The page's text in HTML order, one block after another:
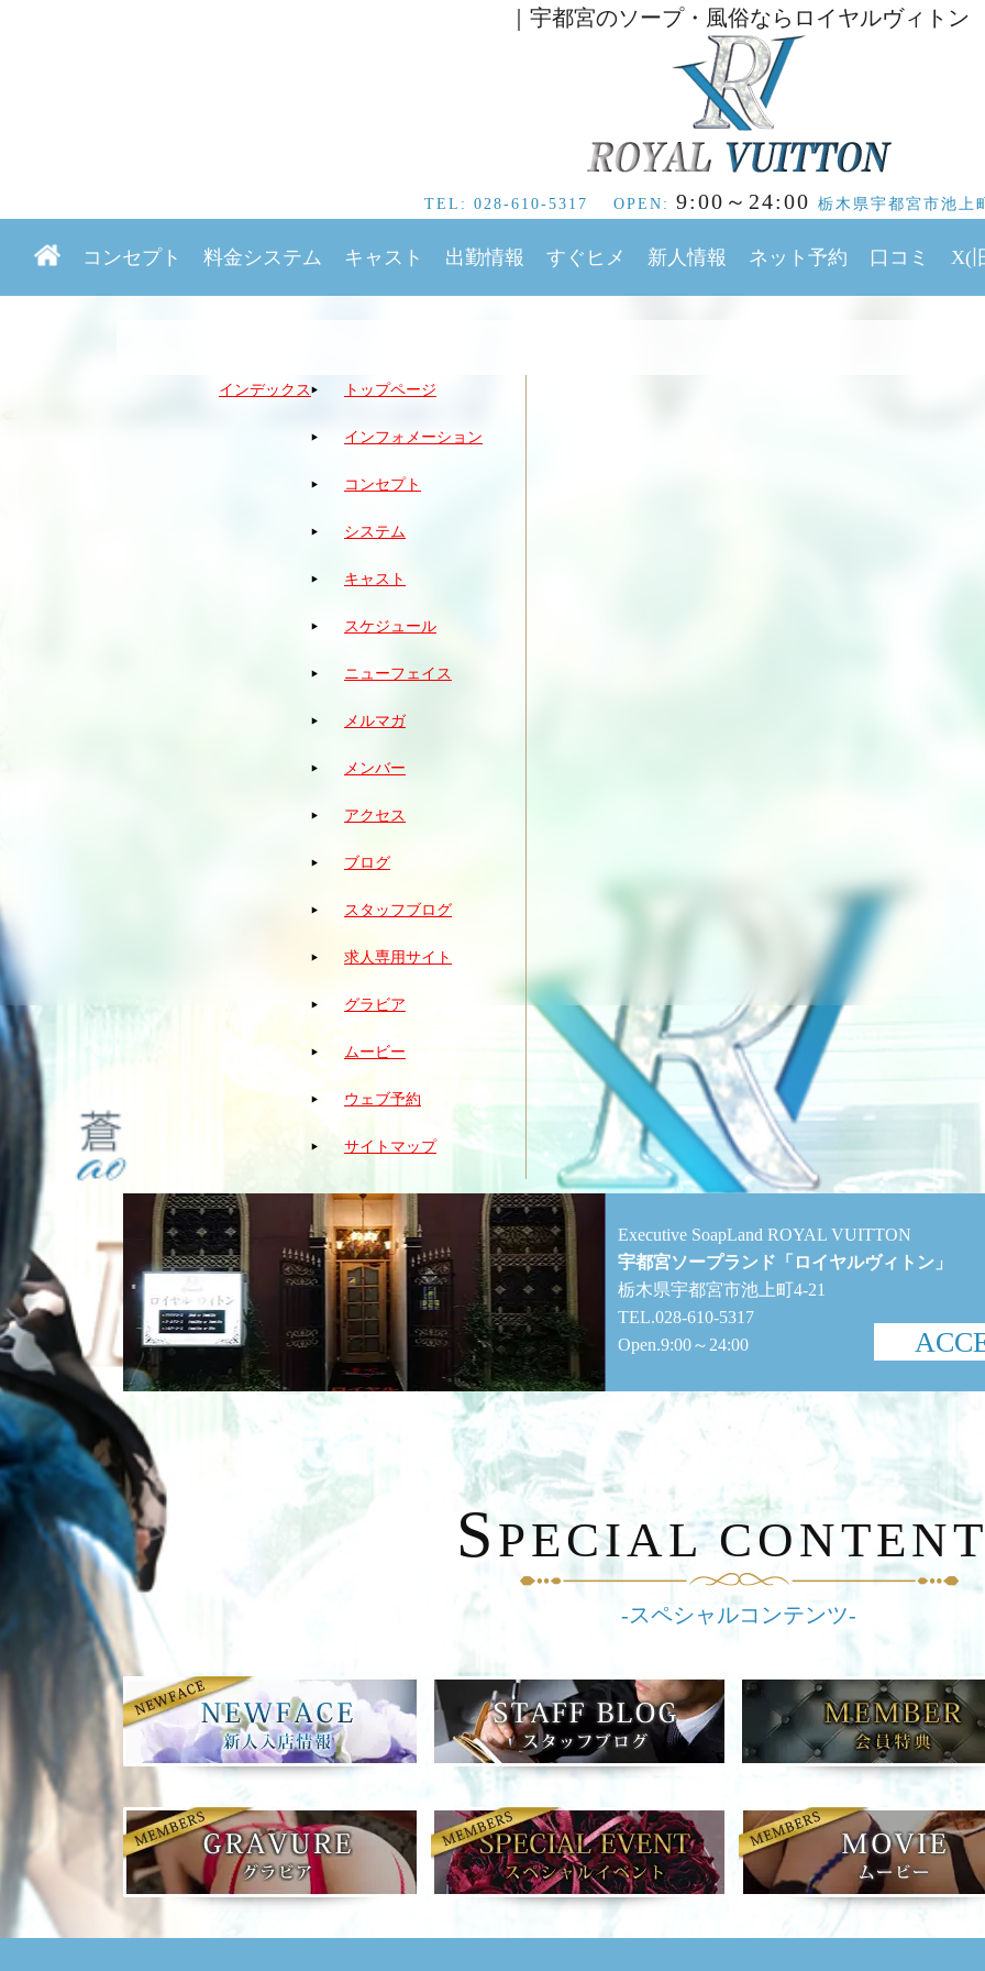
｜宇都宮のソープ・風俗ならロイヤルヴィトン
TEL:028-610-5317 OPEN:9:00～24:00 栃木県宇都宮市池上
コンセプト 料金システム キャスト 出勤情報 すぐヒメ 新人情報 ネット予約 口コミ X(
インデックス トップページ
インフォメーション
コンセプト
システム
キャスト
スケジュール
ニューフェイス
メルマガ
メンバー
アクセス
ブログ
スタッフブログ
求人専用サイト
グラビア
ムービー
ウェブ予約
サイトマップ
Executive SoapLand ROYAL VUITTON
宇都宮ソープランド「ロイヤルヴィトン」
栃木県宇都宮市池上町4-21
TEL.028-610-5317
Open.9:00～24:00
SPECIAL
-スペシャルコンテンツ-